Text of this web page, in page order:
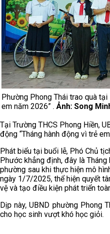
Phường Phong Thái trao quà
em năm 2026” . Ảnh: Song
Tại Trường THCS Phong Hiền,
động “Tháng hành động vì trẻ
Phát biểu tại buổi lễ, Phó Chủ
Phước khẳng định, đây là
phường sau khi thực hiện mô
ngày 1/7/2025, thể hiện quyết
vệ và tạo điều kiện phát triển
Dịp này, UBND phường Phong
cho học sinh vượt khó học giỏi.